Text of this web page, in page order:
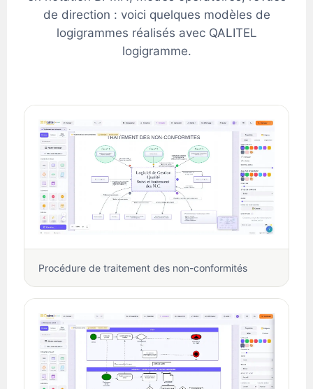
de direction : voici quelques modèles de
logigrammes réalisés avec QALITEL
logigramme.
Procédure de traitement des non-conformités